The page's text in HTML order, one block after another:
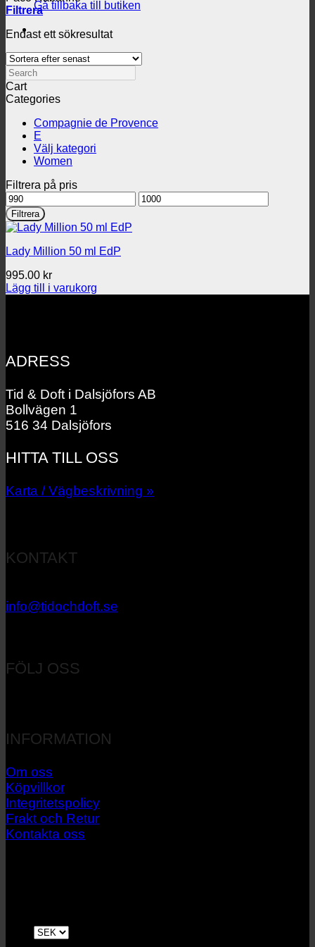
Gå tillbaka till butiken
Filtrera
Endast ett sökresultat
Search
Cart
Categories
Compagnie de Provence
E
Välj kategori
Women
Filtrera på pris
Min
pris
Max
pris
Filtrera
Lady Million 50 ml EdP
995.00 kr
Lägg till i varukorg
ADRESS
Tid & Doft i Dalsjöfors AB
Bollvägen 1
516 34 Dalsjöfors
HITTA TILL OSS
Karta / Vägbeskrivning »
KONTAKT
info@tidochdoft.se
FÖLJ OSS
INFORMATION
Om oss
Köpvillkor
Integritetspolicy
Frakt och Retur
Kontakta oss